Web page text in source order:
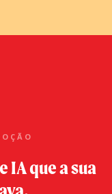
IA que a sua